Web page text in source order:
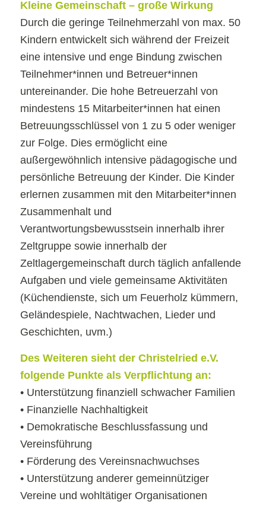
Kleine Gemeinschaft – große Wirkung
Durch die geringe Teilnehmerzahl von max. 50
Kindern entwickelt sich während der Freizeit
eine intensive und enge Bindung zwischen
Teilnehmer*innen und Betreuer*innen
untereinander. Die hohe Betreuerzahl von
mindestens 15 Mitarbeiter*innen hat einen
Betreuungsschlüssel von 1 zu 5 oder weniger
zur Folge. Dies ermöglicht eine
außergewöhnlich intensive pädagogische und
persönliche Betreuung der Kinder. Die Kinder
erlernen zusammen mit den Mitarbeiter*innen
Zusammenhalt und
Verantwortungsbewusstsein innerhalb ihrer
Zeltgruppe sowie innerhalb der
Zeltlagergemeinschaft durch täglich anfallende
Aufgaben und viele gemeinsame Aktivitäten
(Küchendienste, sich um Feuerholz kümmern,
Geländespiele, Nachtwachen, Lieder und
Geschichten, uvm.)
Des Weiteren sieht der Christelried e.V.
folgende Punkte als Verpflichtung an:
• Unterstützung finanziell schwacher Familien
• Finanzielle Nachhaltigkeit
• Demokratische Beschlussfassung und
Vereinsführung
• Förderung des Vereinsnachwuchses
• Unterstützung anderer gemeinnütziger
Vereine und wohltätiger Organisationen